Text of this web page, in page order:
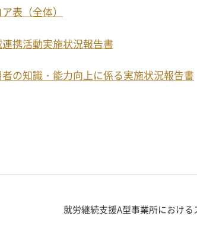
表（全体）
携活動実施状況報告書
の知識・能力向上に係る実施状況報告書
就労継続支援A型事業所におけ